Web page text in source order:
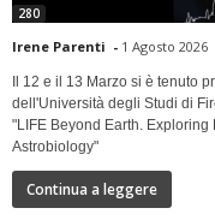
280
Irene Parenti - 1 Agosto 2026
Il 12 e il 13 Marzo si è tenuto
dell'Università degli Studi di
"LIFE Beyond Earth.
Astrobiology"
Continua a leggere